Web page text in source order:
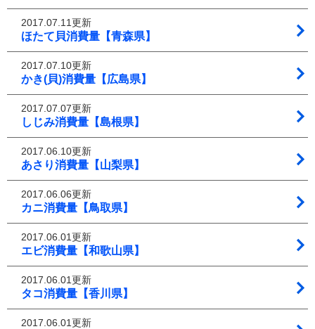
2017.07.11更新
ほたて貝消費量【青森県】
2017.07.10更新
かき(貝)消費量【広島県】
2017.07.07更新
しじみ消費量【島根県】
2017.06.10更新
あさり消費量【山梨県】
2017.06.06更新
カニ消費量【鳥取県】
2017.06.01更新
エビ消費量【和歌山県】
2017.06.01更新
タコ消費量【香川県】
2017.06.01更新